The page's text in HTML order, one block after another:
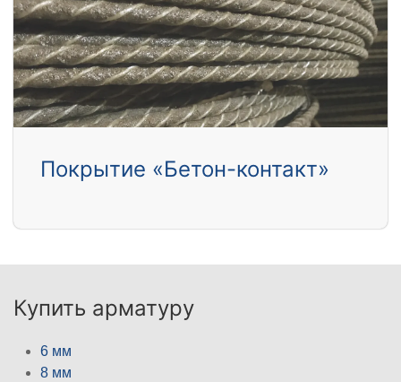
Покрытие «Бетон-контакт»
Купить арматуру
6 мм
8 мм